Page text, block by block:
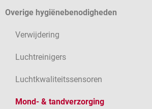
Overige hygiënebenodigheden
Verwijdering
Luchtreinigers
Luchtkwaliteitssensoren
Mond- & tandverzorging